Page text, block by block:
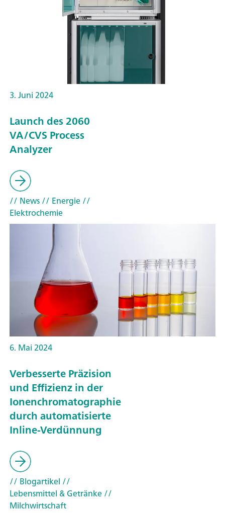
3. Juni 2024
Launch des 2060
VA/CVS Process
Analyzer
// News// Energie//
Elektrochemie
6. Mai 2024
Verbesserte Präzision
und Effizienz in der
Ionenchromatographie
durch automatisierte
Inline-Verdünnung
// Blogartikel //
Lebensmittel & Getränke//
Milchwirtschaft